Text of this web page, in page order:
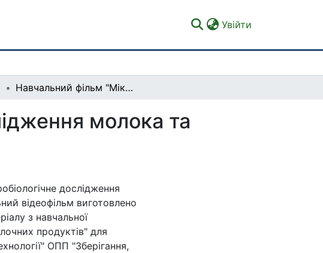
Увійти
Навчальний фільм "Мікробіологічне дослідження молока та молочних продуктів"
молока та
дослідження
відеофільм виготовлено
з навчальної
продуктів" для
ОПП "Зберігання,